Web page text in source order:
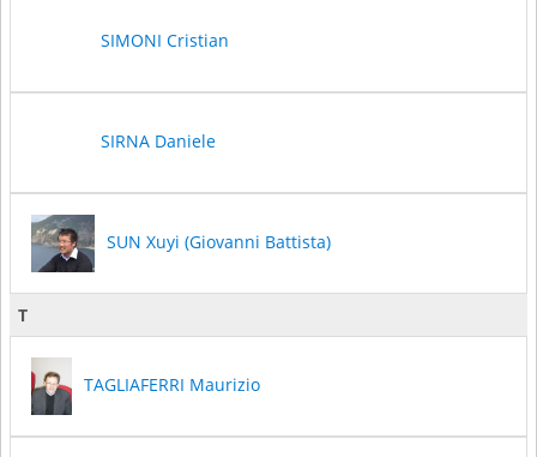
SIMONI Cristian
SIRNA Daniele
SUN Xuyi (Giovanni Battista)
T
TAGLIAFERRI Maurizio